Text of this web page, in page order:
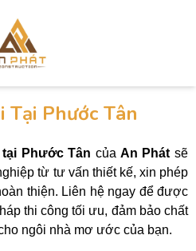
Tại Phước Tân
Phước Tân của An Phát sẽ
từ tư vấn thiết kế, xin phép
thiện. Liên hệ ngay để được
thi công tối ưu, đảm bảo chất
ngôi nhà mơ ước của bạn.